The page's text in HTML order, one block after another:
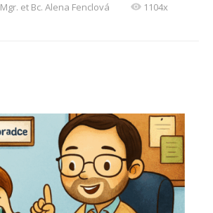
Mgr. et Bc. Alena Fenclová
1104x